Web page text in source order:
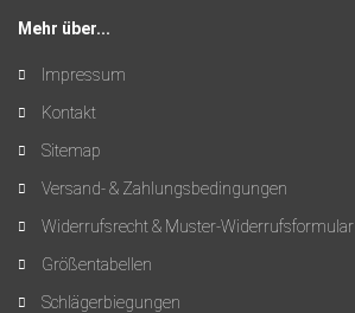
Mehr über...
Impressum
Kontakt
Sitemap
Versand- & Zahlungsbedingungen
Widerrufsrecht & Muster-Widerrufsformular
Größentabellen
Schlägerbiegungen